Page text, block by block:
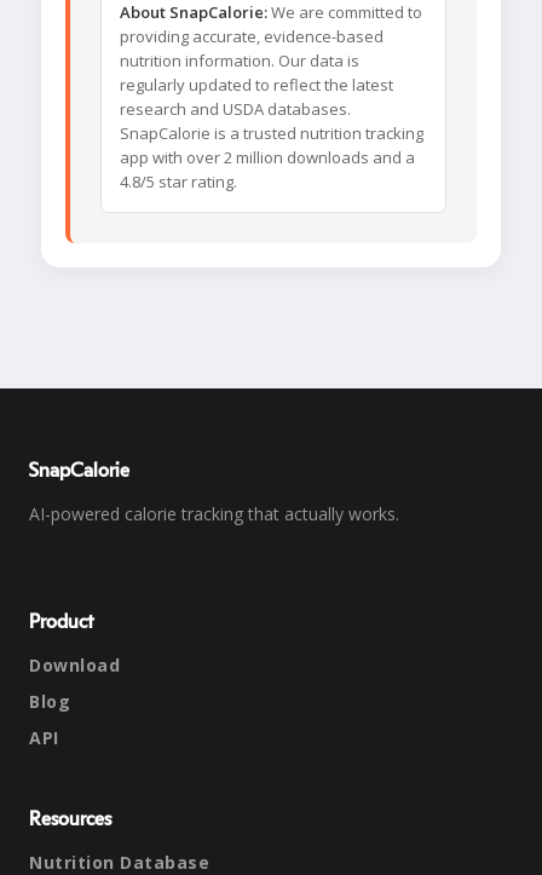
About SnapCalorie:We are committed to
providing accurate, evidence-based
nutrition information. Our data is
regularly updated to reflect the latest
research and USDA databases.
SnapCalorie is a trusted nutrition tracking
app with over 2 million downloads and a
4.8/5 star rating.
SnapCalorie
AI-powered calorie tracking that actually works.
Product
Download
Blog
API
Resources
Nutrition Database